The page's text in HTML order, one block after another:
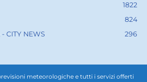
1822
824
CITY NEWS
296
meteorologiche e tutti i servizi offerti